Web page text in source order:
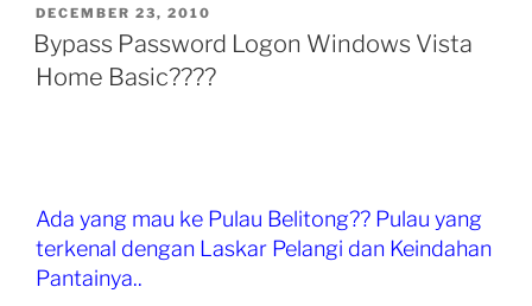
POSTED
ON
DECEMBER 23, 2010
Bypass Password Logon Windows Vista
Home Basic????
Ada yang mau ke Pulau Belitong?? Pulau yang
terkenal dengan Laskar Pelangi dan Keindahan
Pantainya..